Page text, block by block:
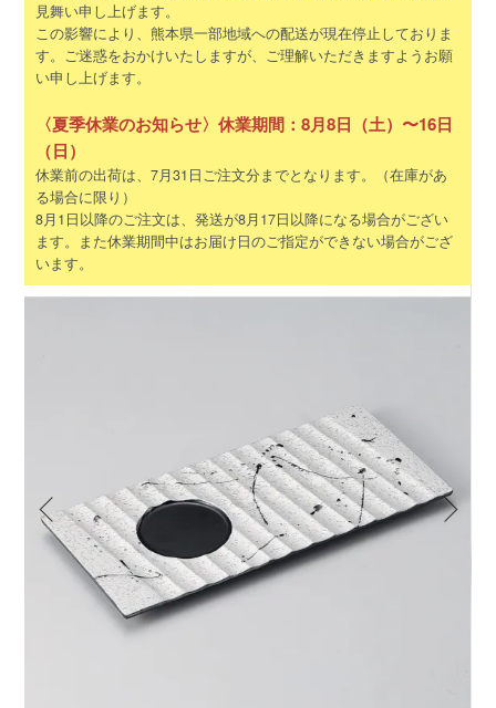
見舞い申し上げます。
この影響により、熊本県一部地域への配送が現在停止しておりま
す。ご迷惑をおかけいたしますが、ご理解いただきますようお願
い申し上げます。
〈夏季休業のお知らせ〉休業期間：8月8日（土）〜16日
（日）
休業前の出荷は、7月31日ご注文分までとなります。（在庫があ
る場合に限り）
8月1日以降のご注文は、発送が8月17日以降になる場合がござい
ます。また休業期間中はお届け日のご指定ができない場合がござ
います。